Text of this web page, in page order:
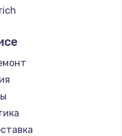
Tefal
RED solution
Bonamat
Vard
Tuvio
Carrera
Supra